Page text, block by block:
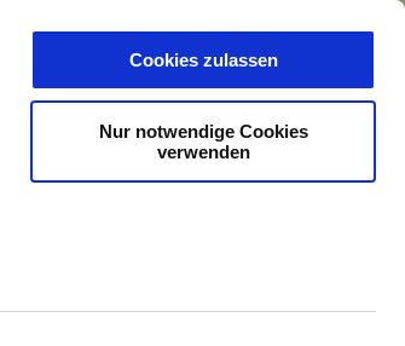
Cookies zulassen
Nur notwendige Cookies
verwenden